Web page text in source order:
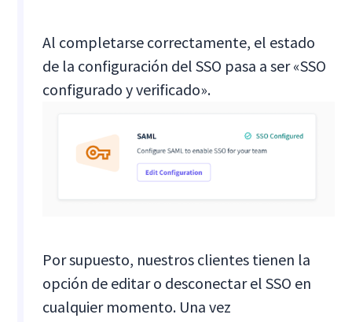
Al completarse correctamente, el estado
de la configuración del SSO pasa a ser «SSO
configurado y verificado».
Por supuesto, nuestros clientes tienen la
opción de editar o desconectar el SSO en
cualquier momento. Una vez